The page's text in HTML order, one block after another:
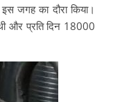
जगह का दौरा किया।
और प्रति दिन 18000